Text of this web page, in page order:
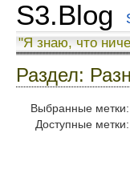
S3.Blog
"Я знаю, что
Раздел:
Выбранные метки:
Доступные метки: